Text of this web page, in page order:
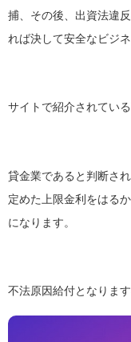
捕、その後、出資法違
れば決して安全なビジ
サイトで紹介されてい
貸金業であると判断さ
定めた上限金利をはる
になります。
不法原因給付となりま